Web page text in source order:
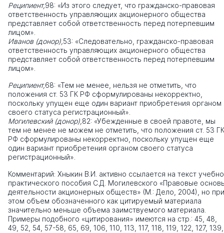
Реципиент,98: «Из этого следует, что гражданско-правовая
ответственность управляющих акционерного общества
представляет собой ответственность перед потерпевшим
лицом».
Иванов (донор),53: «Следовательно, гражданско-правовая
ответственность управляющих акционерного общества
представляет собой ответственность перед потерпевшим
лицом».
Реципиент,68: «Тем не менее, нельзя не отметить, что
положения ст. 53 ГК РФ сформулированы некорректно,
поскольку упущен еще один вариант приобретения органом
своего статуса регистрационный».
Могилевский (донор),82: «Убежденные в своей правоте, мы
тем не менее не можем не отметить, что положения ст. 53 ГК
РФ сформулированы некорректно, поскольку упущен еще
один вариант приобретения органом своего статуса
регистрационный».
Комментарий: Хныкин В.И. активно ссылается на текст
практического пособия С.Д. Могилевского «Правовые
деятельности акционерных обществ» (М.: Дело, 2004), но при
этом объем обозначенного как цитируемый материала
значительно меньше объема заимствуемого материала.
Примеры подобного «цитирования» имеются на стр.: 45, 48,
49, 52, 54, 57-58, 65, 69, 106, 110, 113, 117, 118, 119, 122, 127, 139,